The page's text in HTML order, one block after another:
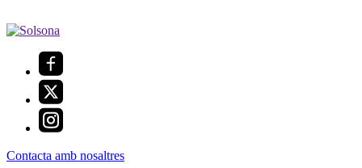
Contacta amb nosaltres